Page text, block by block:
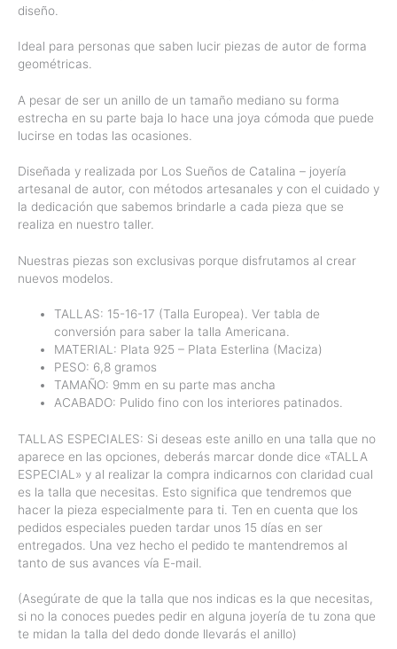
diseño.
Ideal para personas que saben lucir piezas de autor de forma
geométricas.
A pesar de ser un anillo de un tamaño mediano su forma
estrecha en su parte baja lo hace una joya cómoda que puede
lucirse en todas las ocasiones.
Diseñada y realizada por Los Sueños de Catalina – joyería
artesanal de autor, con métodos artesanales y con el cuidado y
la dedicación que sabemos brindarle a cada pieza que se
realiza en nuestro taller.
Nuestras piezas son exclusivas porque disfrutamos al crear
nuevos modelos.
TALLAS: 15-16-17 (Talla Europea). Ver tabla de
conversión para saber la talla Americana.
MATERIAL: Plata 925 – Plata Esterlina (Maciza)
PESO: 6,8 gramos
TAMAÑO: 9mm en su parte mas ancha
ACABADO: Pulido fino con los interiores patinados.
TALLAS ESPECIALES: Si deseas este anillo en una talla que no
aparece en las opciones, deberás marcar donde dice «TALLA
ESPECIAL» y al realizar la compra indicarnos con claridad cual
es la talla que necesitas. Esto significa que tendremos que
hacer la pieza especialmente para ti. Ten en cuenta que los
pedidos especiales pueden tardar unos 15 días en ser
entregados. Una vez hecho el pedido te mantendremos al
tanto de sus avances vía E-mail.
(Asegúrate de que la talla que nos indicas es la que necesitas,
si no la conoces puedes pedir en alguna joyería de tu zona que
te midan la talla del dedo donde llevarás el anillo)